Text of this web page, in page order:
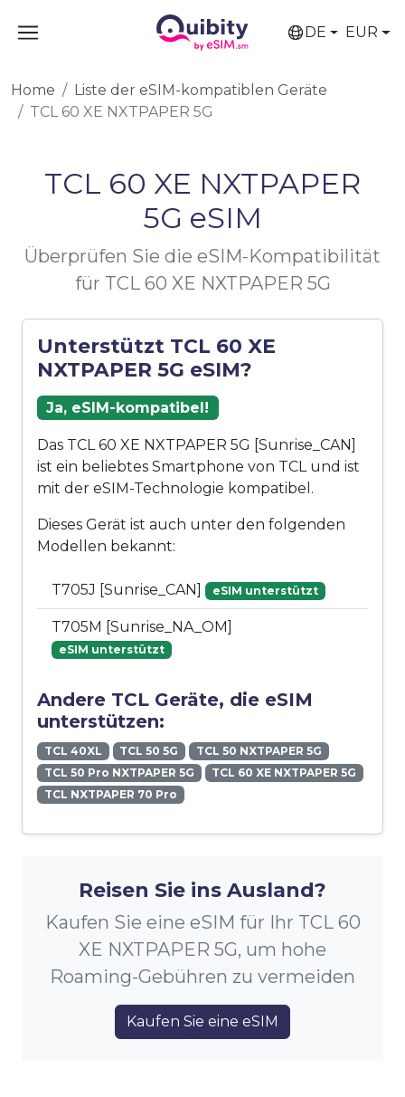
DE EUR
Home
Liste der eSIM-kompatiblen Geräte
TCL 60 XE NXTPAPER 5G
TCL 60 XE NXTPAPER
5G eSIM
Überprüfen Sie die eSIM-Kompatibilität
für TCL 60 XE NXTPAPER 5G
Unterstützt TCL 60 XE
NXTPAPER 5G eSIM?
Ja, eSIM-kompatibel!
Das TCL 60 XE NXTPAPER 5G [Sunrise_CAN]
ist ein beliebtes Smartphone von TCL und ist
mit der eSIM-Technologie kompatibel.
Dieses Gerät ist auch unter den folgenden
Modellen bekannt:
T705J [Sunrise_CAN] eSIM unterstützt
T705M [Sunrise_NA_OM]
eSIM unterstützt
Andere TCL Geräte, die eSIM
unterstützen:
TCL 40XL TCL 50 5G
TCL 50 NXTPAPER 5G
TCL 50 Pro NXTPAPER 5G
TCL 60 XE NXTPAPER 5G
TCL NXTPAPER 70 Pro
Reisen Sie ins Ausland?
Kaufen Sie eine eSIM für Ihr TCL 60
XE NXTPAPER 5G, um hohe
Roaming-Gebühren zu vermeiden
Kaufen Sie eine eSIM